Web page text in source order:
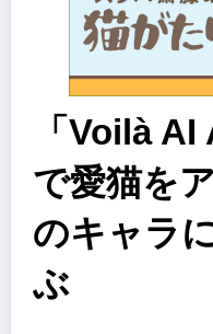
「Voilà
で愛猫を
のキャラ
ぶ